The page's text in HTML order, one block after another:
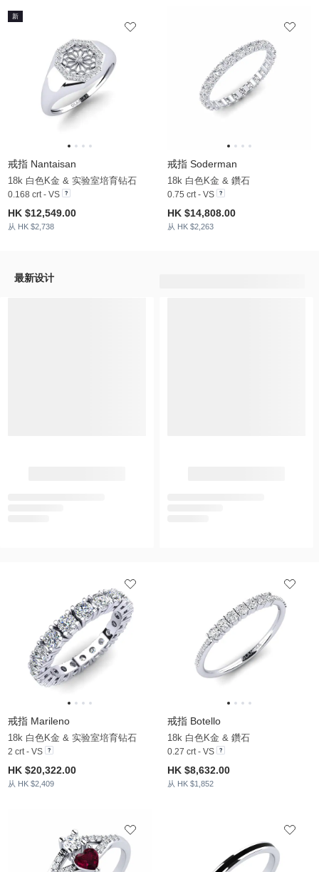
戒指 Nantaisan
18k 白色K金 & 实验室培育钻石
0.168 crt - VS
HK $12,549.00
从 HK $2,738
新
戒指 Soderman
18k 白色K金 & 鑽石
0.75 crt - VS
HK $14,808.00
从 HK $2,263
最新设计
戒指 Marileno
18k 白色K金 & 实验室培育钻石
2 crt - VS
HK $20,322.00
从 HK $2,409
戒指 Botello
18k 白色K金 & 鑽石
0.27 crt - VS
HK $8,632.00
从 HK $1,852